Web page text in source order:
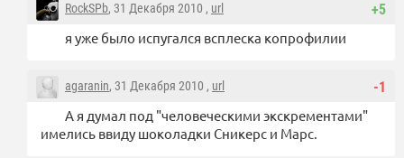
+5
RockSPb, 31 Декабря 2010 , url
я уже было испугался всплеска копрофилии
-1
agaranin, 31 Декабря 2010 , url
А я думал под "человеческими экскрементами"
имелись ввиду шоколадки Сникерс и Марс.